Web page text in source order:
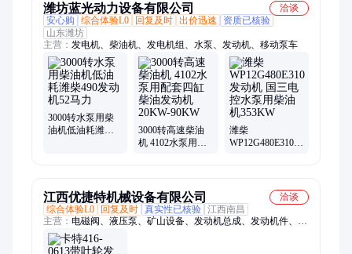
潍坊蓝光动力设备有限公司
洽谈
安心购
综合体验L0 回复及时 出价迅速
资质已核验
山东潍坊
主营： 发电机、柴油机、发电机组、水泵、发动机、移动泵车
3000转水泵用柴
油机低油耗潍柴
3000转高速柴油
机 4102水泵用配
潍柴
WP12G480E310发
江西优捷特机械设备有限公司
洽谈
综合体验L0
回复及时 真实性已核验 江西南昌
主营： 电磁阀、液压泵、矿山设备、发动机总成、发动机件、井
下采矿设备、电脑板、履带链轨、装载机缸套、液压破碎锤